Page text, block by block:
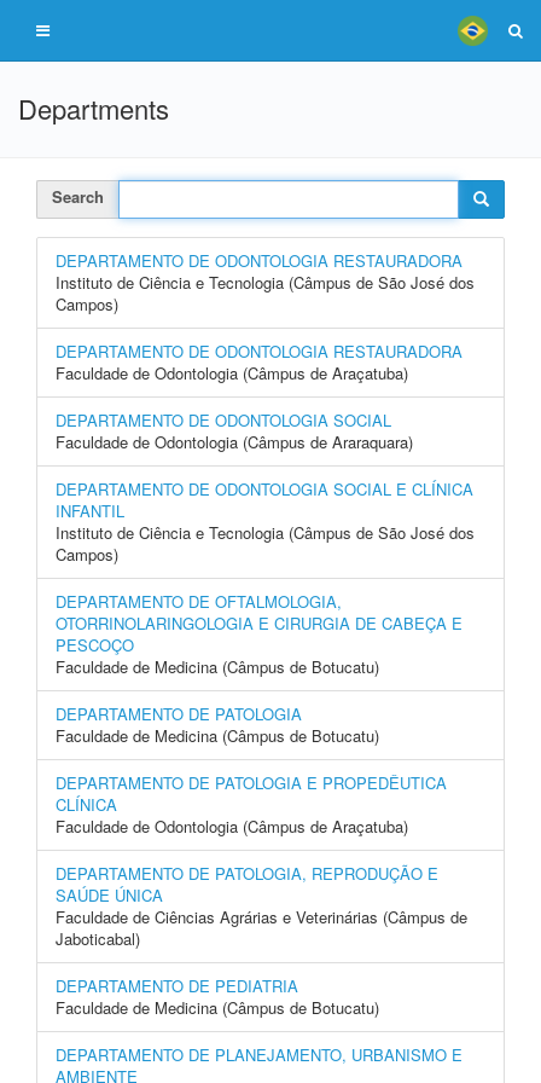
Departments
Search
DEPARTAMENTO DE ODONTOLOGIA RESTAURADORA
Instituto de Ciência e Tecnologia (Câmpus de São José dos
Campos)
DEPARTAMENTO DE ODONTOLOGIA RESTAURADORA
Faculdade de Odontologia (Câmpus de Araçatuba)
DEPARTAMENTO DE ODONTOLOGIA SOCIAL
Faculdade de Odontologia (Câmpus de Araraquara)
DEPARTAMENTO DE ODONTOLOGIA SOCIAL E CLÍNICA
INFANTIL
Instituto de Ciência e Tecnologia (Câmpus de São José dos
Campos)
DEPARTAMENTO DE OFTALMOLOGIA,
OTORRINOLARINGOLOGIA E CIRURGIA DE CABEÇA E
PESCOÇO
Faculdade de Medicina (Câmpus de Botucatu)
DEPARTAMENTO DE PATOLOGIA
Faculdade de Medicina (Câmpus de Botucatu)
DEPARTAMENTO DE PATOLOGIA E PROPEDÊUTICA
CLÍNICA
Faculdade de Odontologia (Câmpus de Araçatuba)
DEPARTAMENTO DE PATOLOGIA, REPRODUÇÃO E
SAÚDE ÚNICA
Faculdade de Ciências Agrárias e Veterinárias (Câmpus de
Jaboticabal)
DEPARTAMENTO DE PEDIATRIA
Faculdade de Medicina (Câmpus de Botucatu)
DEPARTAMENTO DE PLANEJAMENTO, URBANISMO E
AMBIENTE